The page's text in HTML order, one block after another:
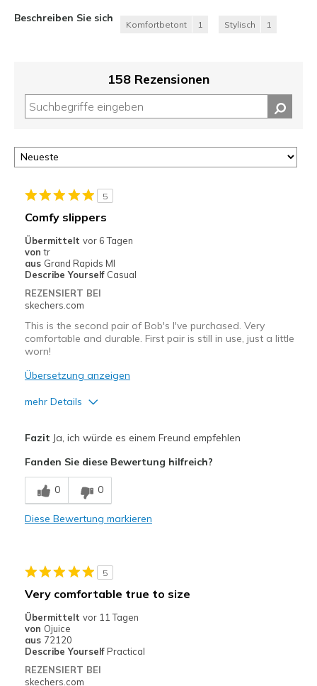
Beschreiben Sie sich
Komfortbetont 1 Stylisch 1
158 Rezensionen
5
Comfy slippers
Übermittelt vor 6 Tagen
von tr
aus Grand Rapids MI
Describe Yourself Casual
REZENSIERT BEI
skechers.com
This is the second pair of Bob's I've purchased. Very
comfortable and durable. First pair is still in use, just a little
worn!
Übersetzung anzeigen
mehr Details
Comfortable
Durable
Sizing
View On Shoes
Shoes are for Wearing
Fazit Ja, ich würde es einem Freund empfehlen
Fanden Sie diese Bewertung hilfreich?
0 0
Diese Bewertung markieren
5
Very comfortable true to size
Übermittelt vor 11 Tagen
von Ojuice
aus 72120
Describe Yourself Practical
REZENSIERT BEI
skechers.com